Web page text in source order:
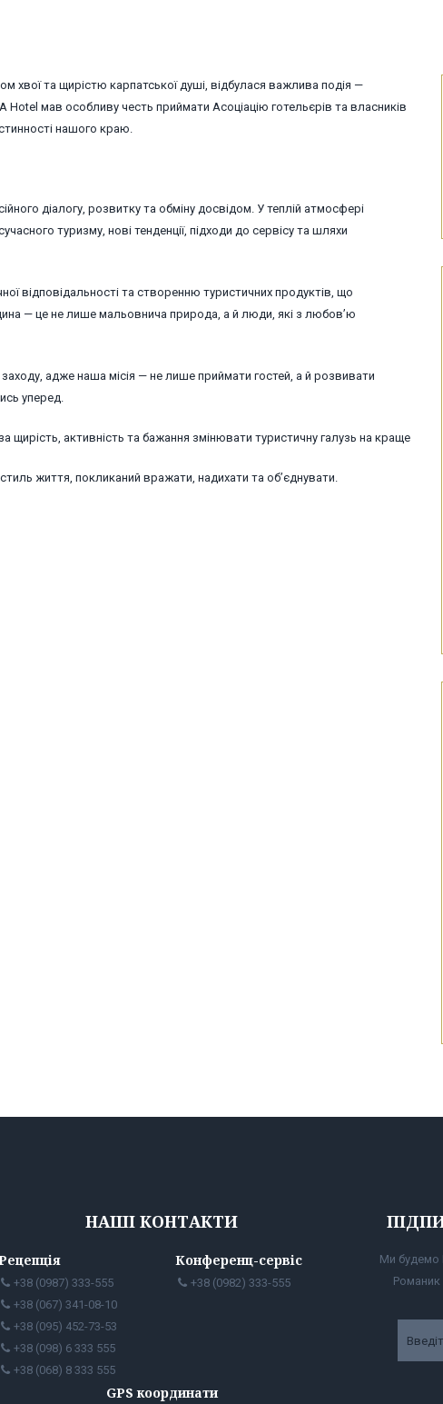
хвої та щирістю карпатської душі, відбулася важлива подія —
Hotel мав особливу честь приймати Асоціацію готельєрів та власників
нашого краю.
діалогу, розвитку та обміну досвідом. У теплій атмосфері
туризму, нові тенденції, підходи до сервісу та шляхи
відповідальності та створенню туристичних продуктів, що
— це не лише мальовнича природа, а й люди, які з любов’ю
адже наша місія — не лише приймати гостей, а й розвивати
уперед.
активність та бажання змінювати туристичну галузь на краще
життя, покликаний вражати, надихати та об’єднувати.
НАШІ КОНТАКТИ
+38 (0987) 333-555
+38 (067) 341-08-10
+38 (095) 452-73-53
+38 (098) 6 333 555
+38 (068) 8 333 555
Конференц-сервіс
+38 (0982) 333-555
GPS координати
Ми будемо
Романик